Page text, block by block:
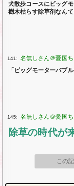
犬散歩コースにビッグ
樹木枯らす除草剤なん
141:
「ビッグモーターバブ
145:
除草の時代が
この